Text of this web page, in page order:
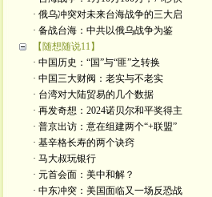
· 俄乌冲突对未来台海战争的三大启
· 备战台海：中共以俄乌战争为鉴
【随想随说11】
· 中国历史：“国”与“匪”之转换
· 中国三大财阀：老实与不老实
· 台湾对大陆贸易的几个数据
· 再发奇想：2024诺贝尔和平奖得主
· 普京出访：意在组建两个“+联盟”
· 基辛格长寿的两个诀窍
· 马大叔玩银行
· 元首会面：美中和解？
· 中东冲突：美国面临又一场反恐战